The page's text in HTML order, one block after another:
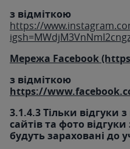
з відміткою
https://
Мережа Facebook
з відміткою
https://
3.1.4.3 Тільки відгуки
сайтів та фото
будуть зараховані до